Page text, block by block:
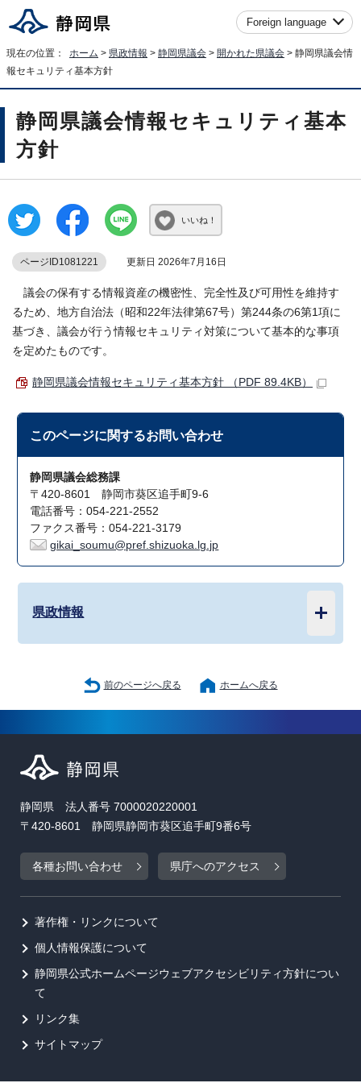
Foreign language
現在の位置： ホーム > 県政情報 > 静岡県議会 > 開かれた県議会 > 静岡県議会情
報セキュリティ基本方針
静岡県議会情報セキュリティ基本
方針
いいね！
ページID1081221 更新日 2026年7月16日
議会の保有する情報資産の機密性、完全性及び可用性を維持す
るため、地方自治法（昭和22年法律第67号）第244条の6第1項に
基づき、議会が行う情報セキュリティ対策について基本的な事項
を定めたものです。
静岡県議会情報セキュリティ基本方針 （PDF 89.4KB）
このページに関するお問い合わせ
静岡県議会総務課
〒420-8601 静岡市葵区追手町9-6
電話番号：054-221-2552
ファクス番号：054-221-3179
gikai_soumu@pref.shizuoka.lg.jp
県政情報
前のページへ戻る ホームへ戻る
静岡県 法人番号 7000020220001
〒420-8601 静岡県静岡市葵区追手町9番6号
各種お問い合わせ 県庁へのアクセス
著作権・リンクについて
個人情報保護について
静岡県公式ホームページウェブアクセシビリティ方針につい
て
リンク集
サイトマップ